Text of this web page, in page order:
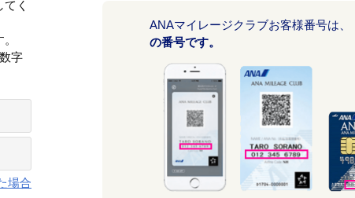
く
字
場合
ANAマイレージクラブお客様番号は、
の番号です。